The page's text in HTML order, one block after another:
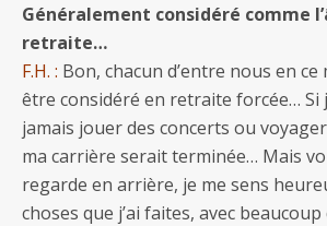
Généralement considéré comme
retraite…
F.H. : Bon, chacun d’entre nous en
être considéré en retraite forcée… Si
jamais jouer des concerts ou
ma carrière serait terminée… Mais
regarde en arrière, je me sens
choses que j’ai faites, avec beaucoup